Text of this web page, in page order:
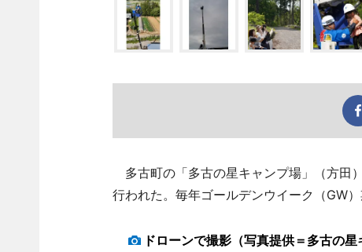
多古町の「多古の星キャンプ場」（方田
行われた。毎年ゴールデンウイーク（GW
ドローンで撮影（写真提供＝多古の星